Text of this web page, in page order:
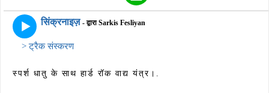
सिंक्रनाइज़ - द्वारा Sarkis Fesliyan
> ट्रैक संस्करण
स्पर्श धातु के साथ हार्ड रॉक वाद्य यंत्र।.